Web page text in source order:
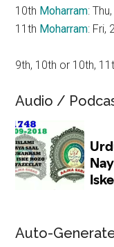
10th Moharram:
11th Moharram: Fri,
9th, 10th or 10th,
Audio /
Auto-